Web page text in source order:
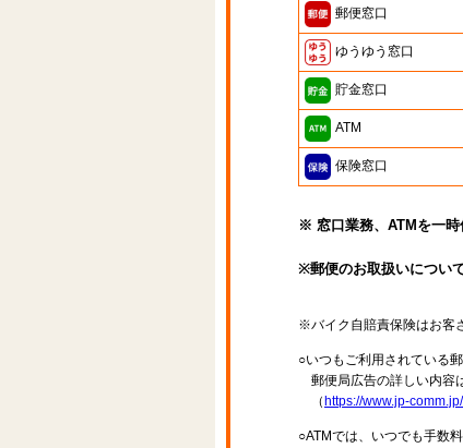
郵便窓口
ゆうゆう窓口
貯金窓口
ATM
保険窓口
※ 窓口業務、ATMを一時
※郵便のお取扱いについ
※バイク自賠責保険はお客
○いつもご利用されている
郵便局広告の詳しい内容
（ https://www.jp-
○ATMでは、いつでも手数